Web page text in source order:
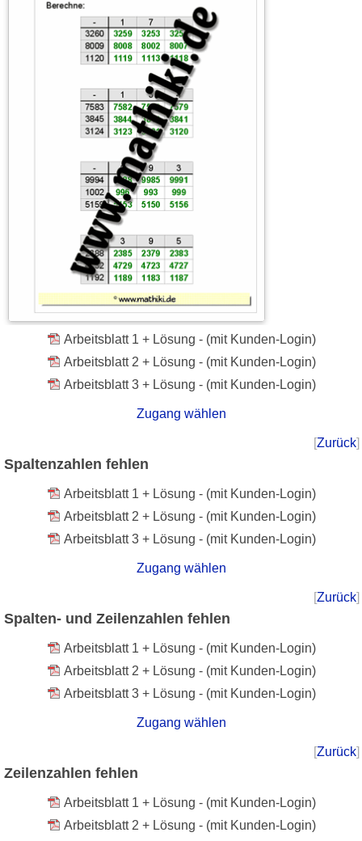
Arbeitsblatt 1 + Lösung - (mit Kunden-Login)
Arbeitsblatt 2 + Lösung - (mit Kunden-Login)
Arbeitsblatt 3 + Lösung - (mit Kunden-Login)
Zugang wählen
[Zurück]
Spaltenzahlen fehlen
Arbeitsblatt 1 + Lösung - (mit Kunden-Login)
Arbeitsblatt 2 + Lösung - (mit Kunden-Login)
Arbeitsblatt 3 + Lösung - (mit Kunden-Login)
Zugang wählen
[Zurück]
Spalten- und Zeilenzahlen fehlen
Arbeitsblatt 1 + Lösung - (mit Kunden-Login)
Arbeitsblatt 2 + Lösung - (mit Kunden-Login)
Arbeitsblatt 3 + Lösung - (mit Kunden-Login)
Zugang wählen
[Zurück]
Zeilenzahlen fehlen
Arbeitsblatt 1 + Lösung - (mit Kunden-Login)
Arbeitsblatt 2 + Lösung - (mit Kunden-Login)